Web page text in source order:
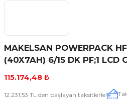
MAKELSAN POWERPACK
(40X7AH) 6/15 DK PF;1 LCD
115.174,48 ₺
12.231,53 TL den başlayan taksitlerle!